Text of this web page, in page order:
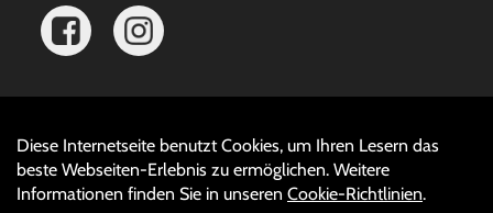
Diese Internetseite benutzt Cookies, um Ihren Lesern das
beste Webseiten-Erlebnis zu ermöglichen. Weitere
Informationen finden Sie in unseren Cookie-Richtlinien.
Auftrag widerrufen